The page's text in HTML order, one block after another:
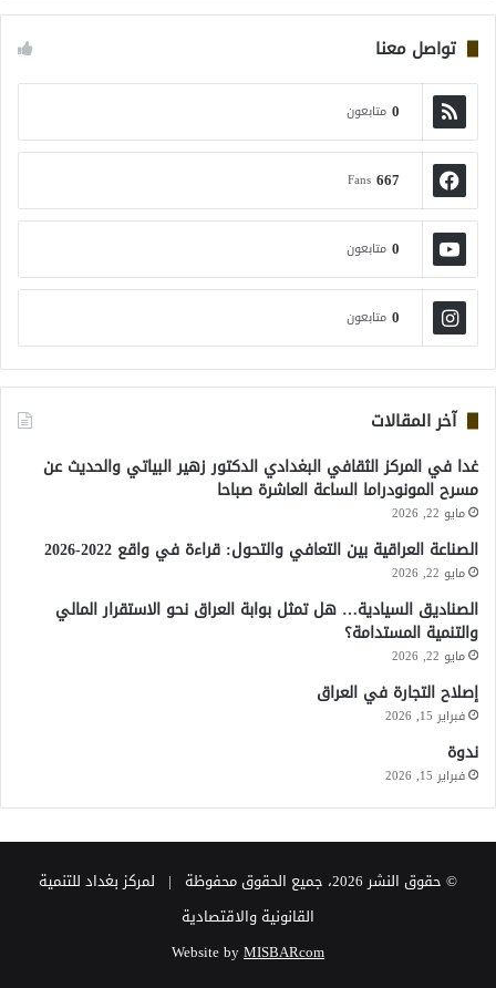
تواصل معنا
0 متابعون
667
Fans
0 متابعون
0 متابعون
آخر المقالات
غدا في المركز الثقافي البغدادي الدكتور زهير البياتي والحديث عن
مسرح المونودراما الساعة العاشرة صباحا
مايو 22, 2026
الصناعة العراقية بين التعافي والتحول: قراءة في واقع 2022-2026
مايو 22, 2026
الصناديق السيادية… هل تمثل بوابة العراق نحو الاستقرار المالي
والتنمية المستدامة؟
مايو 22, 2026
إصلاح التجارة في العراق
فبراير 15, 2026
ندوة
فبراير 15, 2026
© حقوق النشر 2026، جميع الحقوق محفوظة | لمركز بغداد للتنمية
القانونية والاقتصادية
Website byMISBARcom